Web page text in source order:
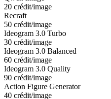
20 crédit/image
Recraft
50 crédit/image
Ideogram 3.0 Turbo
30 crédit/image
Ideogram 3.0 Balanced
60 crédit/image
Ideogram 3.0 Quality
90 crédit/image
Action Figure Generator
40 crédit/image